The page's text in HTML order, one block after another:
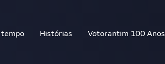
tempo Histórias Votorantim 100 Anos